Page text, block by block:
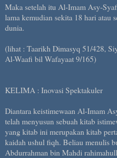
Maka setelah itu Al-Imam Asy-
lama kemudian sekita 18 hari atau
dunia.
(lihat : Taarikh Dimasyq 51/428,
Al-Waafi bil Wafayaat 9/165)
KELIMA : Inovasi Spektakuler
Diantara keistimewaan Al-Imam
telah menyusun sebuah kitab
yang kitab ini merupakan kitab
kaidah ushul fiqh. Beliau menulis
Abdurrahman bin Mahdi